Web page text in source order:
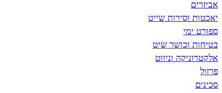
שייט
שיט
וניווט